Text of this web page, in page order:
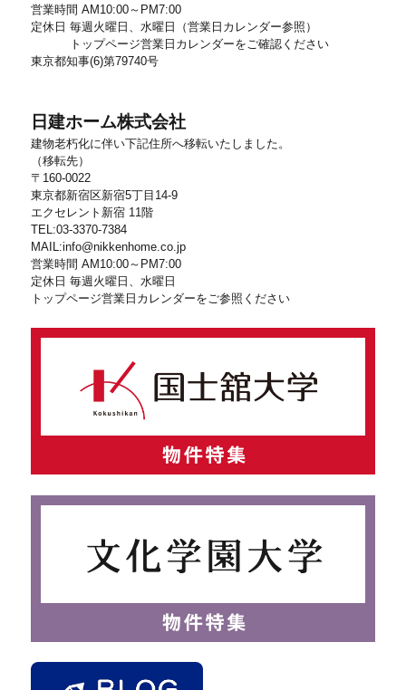
営業時間 AM10:00～PM7:00
定休日 毎週火曜日、水曜日（営業日カレンダー参照）
トップページ営業日カレンダーをご確認ください
東京都知事(6)第79740号
日建ホーム株式会社
建物老朽化に伴い下記住所へ移転いたしました。
（移転先）
〒160-0022
東京都新宿区新宿5丁目14-9
エクセレント新宿 11階
TEL:03-3370-7384
MAIL:info@nikkenhome.co.jp
営業時間 AM10:00～PM7:00
定休日 毎週火曜日、水曜日
トップページ営業日カレンダーをご参照ください